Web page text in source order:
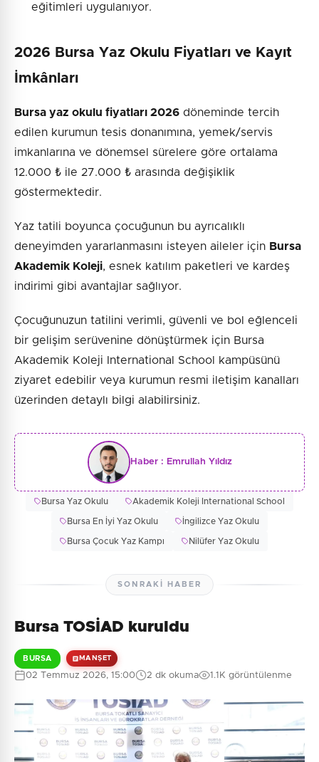
eğitimleri uygulanıyor.
2026 Bursa Yaz Okulu Fiyatları ve Kayıt
İmkânları
Bursa yaz okulu fiyatları 2026 döneminde tercih
edilen kurumun tesis donanımına, yemek/servis
imkanlarına ve dönemsel sürelere göre ortalama
12.000 ₺ ile 27.000 ₺ arasında değişiklik
göstermektedir.
Yaz tatili boyunca çocuğunun bu ayrıcalıklı
deneyimden yararlanmasını isteyen aileler için Bursa
Akademik Koleji, esnek katılım paketleri ve kardeş
indirimi gibi avantajlar sağlıyor.
Çocuğunuzun tatilini verimli, güvenli ve bol eğlenceli
bir gelişim serüvenine dönüştürmek için Bursa
Akademik Koleji International School kampüsünü
ziyaret edebilir veya kurumun resmi iletişim kanalları
üzerinden detaylı bilgi alabilirsiniz.
Haber : Emrullah Yıldız
Bursa Yaz Okulu Akademik Koleji International School
Bursa En İyi Yaz Okulu İngilizce Yaz Okulu
Bursa Çocuk Yaz Kampı Nilüfer Yaz Okulu
SONRAKI HABER
Bursa TOSİAD kuruldu
BURSA MANŞET
02 Temmuz 2026, 15:00 2 dk okuma 1.1K görüntülenme